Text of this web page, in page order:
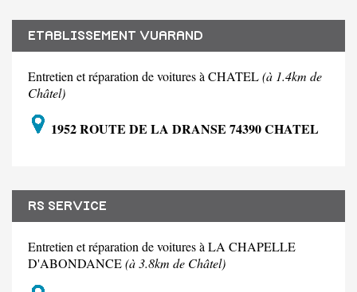
ETABLISSEMENT VUARAND
Entretien et réparation de voitures à CHATEL(à 1.4km de
Châtel)
1952 ROUTE DE LA DRANSE 74390 CHATEL
RS SERVICE
Entretien et réparation de voitures à LA CHAPELLE
D'ABONDANCE(à 3.8km de Châtel)